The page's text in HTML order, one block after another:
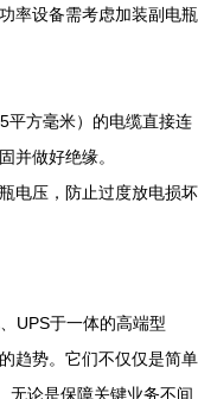
率设备需考虑加装副电瓶
平方毫米）的电缆直接连
并做好绝缘。
电压，防止过度放电损坏
UPS于一体的高端型
趋势。它们不仅仅是简单
无论是保障关键业务不间